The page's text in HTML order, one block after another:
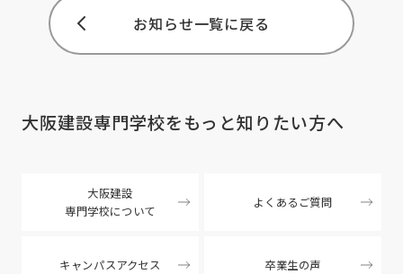
お知らせ一覧に戻る
大阪建設専門学校をもっと知りたい方へ
大阪建設
専門学校について
よくあるご質問
キャンパスアクセス 卒業生の声